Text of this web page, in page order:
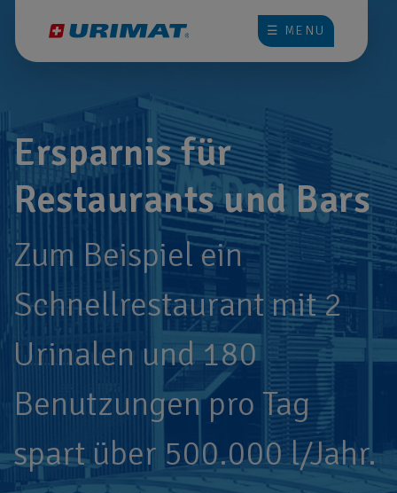
☰ MENU
Ersparnis für
Restaurants und Bars
Zum Beispiel ein
Schnellrestaurant mit 2
Urinalen und 180
Benutzungen pro Tag
spart über 500.000 l/Jahr.